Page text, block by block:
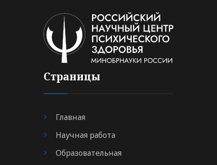
Страницы
Главная
Научная работа
Образовательная